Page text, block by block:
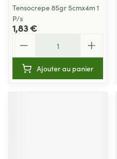
Tensocrepe 85gr 5cmx4m 1
P/s
1,83 €
Ajouter au panier